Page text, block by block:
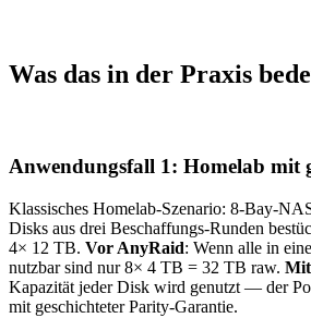
Was das in der Praxis
Anwendungsfall 1: Homelab mit
Klassisches Homelab-Szenario: 8-Bay-
Disks aus drei Beschaffungs-Runden
4× 12 TB. Vor AnyRaid: Wenn alle in
nutzbar sind nur 8× 4 TB = 32 TB raw.
Kapazität jeder Disk wird genutzt — der
mit geschichteter Parity-Garantie.